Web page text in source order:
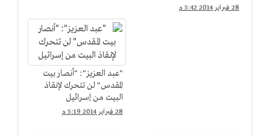
28 فبراير 2014 5:42 م
"عبد العزيز": "أنصار بيت
المقدس" لن تتحرك لإنقاذ
البيت من إسرائيل
28 فبراير 2014 5:19 م